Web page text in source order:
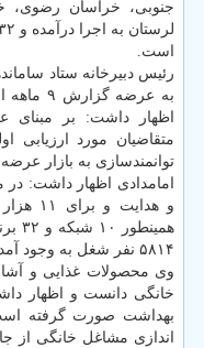
جنوبی، خراسان رضوی،
است.
رئیس دبیرخانه ستاد
به عرضه
توانمندسازی به بازار
و
۵۸۱۴ نفر شغل به وجود آمده است.
وی محصولات غذایی و
خانگی دانست و اظهار
بهداشت صورت گرفته
اندازی مشاغل خانگی